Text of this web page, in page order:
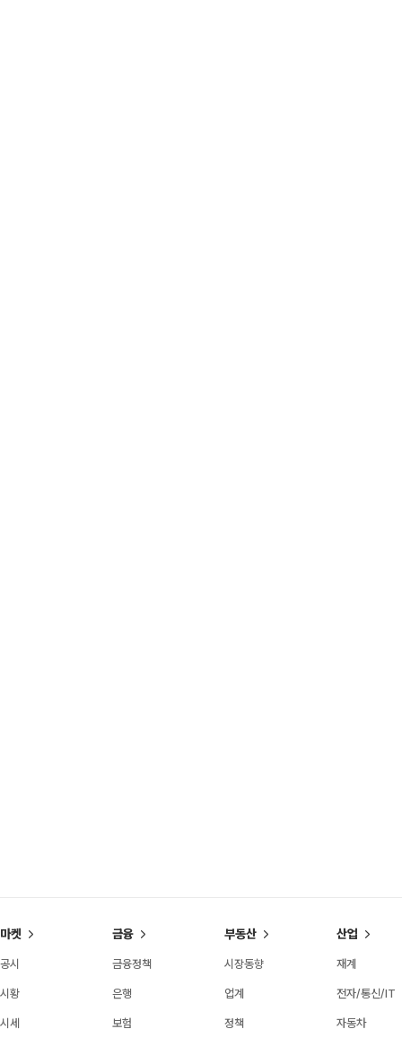
마켓
공시
시황
시세
금융
금융정책
은행
보험
부동산
시장동향
업계
정책
산업
재계
전자/통신/IT
자동차